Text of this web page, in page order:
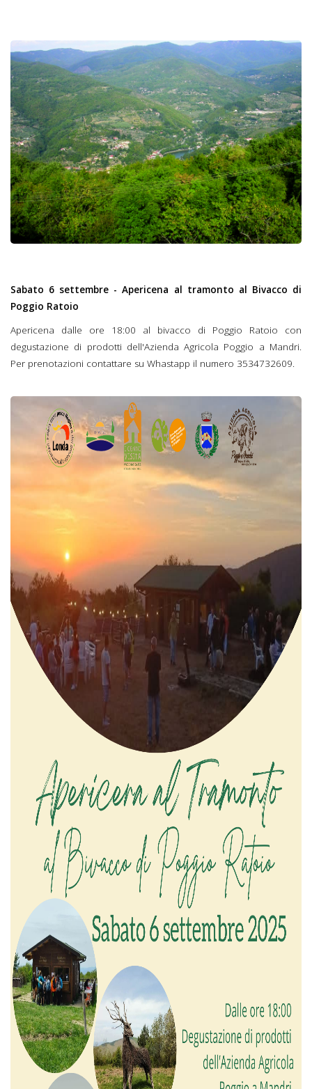
Sabato 6 settembre - Apericena al tramonto al Bivacco di
Poggio Ratoio
Apericena dalle ore 18:00 al bivacco di Poggio Ratoio con
degustazione di prodotti dell'Azienda Agricola Poggio a Mandri.
Per prenotazioni contattare su Whastapp il numero 3534732609.
Poggio Ratoio 6
settembre 2025.png